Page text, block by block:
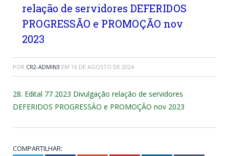
relação de servidores DEFERIDOS
PROGRESSÃO e PROMOÇÃO nov
2023
POR CR2-ADMIN3 EM 16 DE AGOSTO DE 2024
28. Edital 77 2023 Divulgação relação de servidores
DEFERIDOS PROGRESSÃO e PROMOÇÃO nov 2023
COMPARTILHAR: